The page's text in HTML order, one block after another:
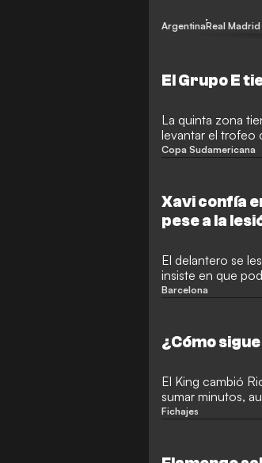
ArgentinaReal Madrid
El Grupo E
La quinta zona
levantar el trofeo
Copa Sudamericana
Xavi confía
pese a la
El delantero se
insiste en que
Barcelona
¿Cómo
El King cambió
sumar minutos,
Fichajes